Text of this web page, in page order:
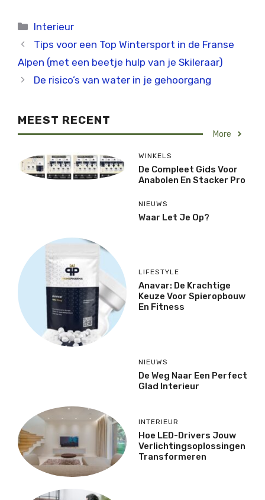
Categorieën
Interieur
Tips voor een Top Wintersport in de Franse
Alpen (met een beetje hulp van je Skileraar)
De risico’s van water in je gehoorgang
MEEST RECENT
More
WINKELS
De Compleet Gids Voor
Anabolen En Stacker Pro
NIEUWS
Waar Let Je Op?
LIFESTYLE
Anavar: De Krachtige
Keuze Voor Spieropbouw
En Fitness
NIEUWS
De Weg Naar Een Perfect
Glad Interieur
INTERIEUR
Hoe LED-Drivers Jouw
Verlichtingsoplossingen
Transformeren